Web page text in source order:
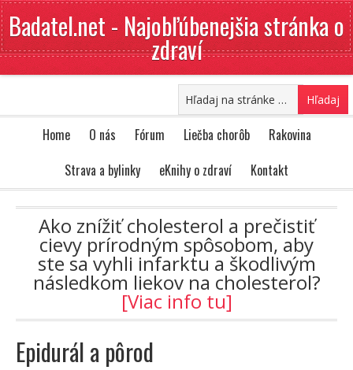
Badatel.net - Najobľúbenejšia stránka o
zdraví
Home O nás Fórum Liečba chorôb
Rakovina
Strava a bylinky
eKnihy o zdraví Kontakt
Ako znížiť cholesterol a prečistiť
cievy prírodným spôsobom, aby
ste sa vyhli infarktu a škodlivým
následkom liekov na cholesterol?
[Viac info tu]
Epidurál a pôrod